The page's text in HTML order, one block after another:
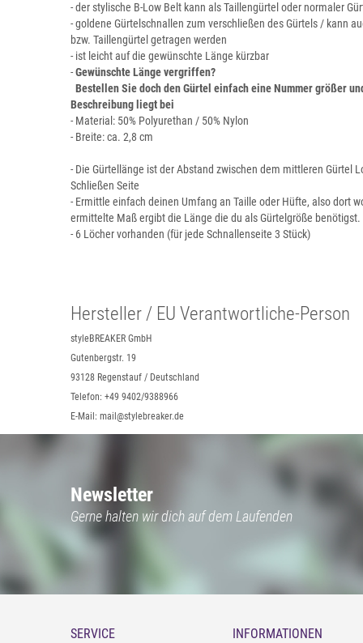
- der stylische B-Low Belt kann als Taillengürtel oder normaler
-goldene Gürtelschnallen zum verschließen des Gürtels / kann
bzw. Taillengürtel getragen werden
- ist leicht auf die gewünschte Länge kürzbar
-Gewünschte Länge vergriffen?
Bestellen Sie doch den Gürtel einfach eine Nummer größer
Beschreibung liegt bei
- Material: 50% Polyurethan / 50% Nylon
- Breite: ca. 2,8 cm
- Die Gürtellänge ist der Abstand zwischen dem mittleren Gürtel
Schließen Seite
- Ermittle einfach deinen Umfang an Taille oder Hüfte, also dort
ermittelte Maß ergibt die Länge die du als Gürtelgröße benötigst.
- 6 Löcher vorhanden (für jede Schnallenseite 3 Stück)
Hersteller / EU Verantwortliche-Person
styleBREAKER GmbH
Gutenbergstr. 19
93128 Regenstauf / Deutschland
Telefon: +49 9402/9388966
E-Mail: mail@stylebreaker.de
Newsletter
Gerne halten wir dich auf dem Laufenden
SERVICE INFORMATIONEN